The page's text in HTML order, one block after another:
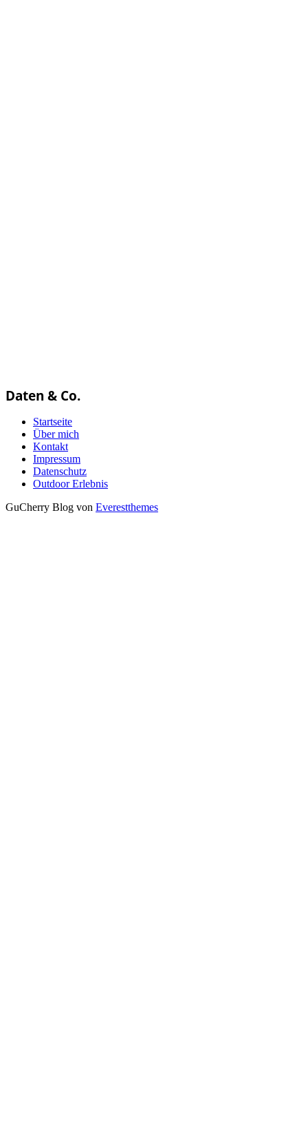
Daten & Co.
Startseite
Über mich
Kontakt
Impressum
Datenschutz
Outdoor Erlebnis
GuCherry Blog von Everestthemes